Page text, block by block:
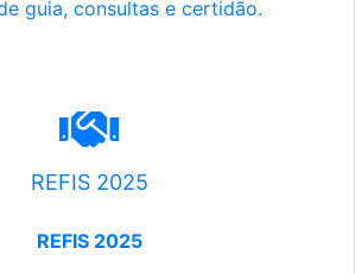
guia, consultas e certidão.
REFIS 2025
REFIS 2025